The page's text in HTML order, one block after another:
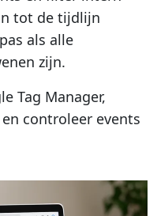
tot de tijdlijn
als alle
zijn.
Tag Manager,
controleer events